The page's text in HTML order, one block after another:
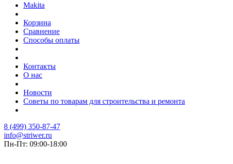
Makita
Корзина
Сравнение
Способы оплаты
Контакты
О нас
Новости
Советы по товарам для строительства и ремонта
8 (499) 350-87-47
info@striwer.ru
Пн-Пт: 09:00-18:00